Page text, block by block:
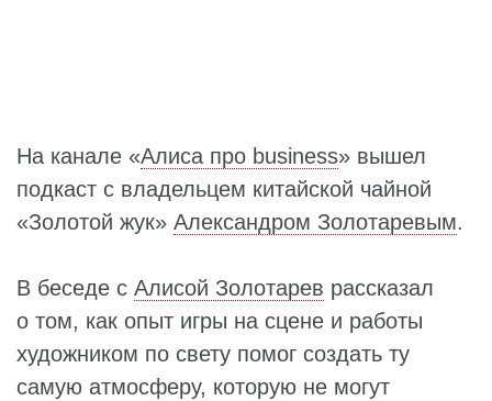
На канале «Алиса про business» вышел
подкаст с владельцем китайской чайной
«Золотой жук» Александром Золотаревым.
В беседе с Алисой Золотарев рассказал
о том, как опыт игры на сцене и работы
художником по свету помог создать ту
самую атмосферу, которую не могут